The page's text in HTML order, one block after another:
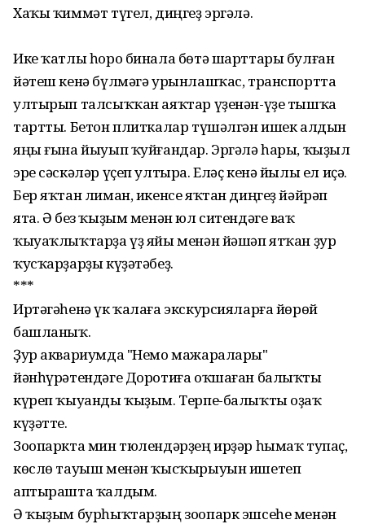
Хаҡы ҡиммәт түгел, диңгеҙ эргәлә.
Ике ҡатлы һоро бинала бөтә шарттары булған
йәтеш кенә бүлмәгә урынлашҡас, транспортта
ултырып талсыҡҡан аяҡтар үҙенән-үҙе тышҡа
тартты. Бетон плиткалар түшәлгән ишек алдын
яңы ғына йыуып ҡуйғандар. Эргәлә һары, ҡыҙыл
эре сәскәләр үҫеп ултыра. Еләҫ кенә йылы ел иҫә.
Бер яҡтан лиман, икенсе яҡтан диңгеҙ йәйрәп
ята. Ә без ҡыҙым менән юл ситендәге ваҡ
ҡыуаҡлыҡтарҙа үҙ яйы менән йәшәп ятҡан ҙур
ҡусҡарҙарҙы күҙәтәбеҙ.
***
Иртәгәһенә үк ҡалаға экскурсияларға йөрөй
башланыҡ.
Ҙур аквариумда "Немо мажаралары"
йәнһүрәтендәге Доротиға оҡшаған балыҡты
күреп ҡыуанды ҡыҙым. Терпе-балыҡты оҙаҡ
күҙәтте.
Зоопаркта мин тюлендәрҙең ирҙәр һымаҡ тупаҫ,
көслө тауыш менән ҡысҡырыуын ишетеп
аптырашта ҡалдым.
Ә ҡыҙым бурһыҡтарҙың зоопарк эшсеһе менән